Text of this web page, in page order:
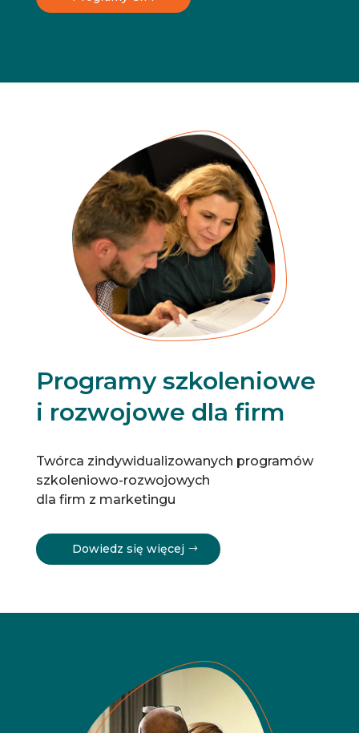
Programy szkoleniowe
i rozwojowe dla firm
Twórca zindywidualizowanych programów
szkoleniowo-rozwojowych
dla firm z marketingu
Dowiedz się więcej